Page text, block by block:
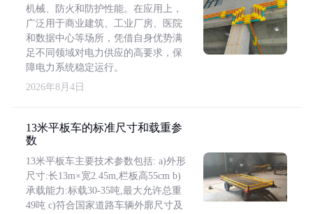
机械、防火和防护性能。在应用上，
广泛用于商业建筑、工业厂房、医院
和数据中心等场所，凭借自身优势满
足不同领域对电力供应的高要求，保
障电力系统稳定运行。
2026年8月4日
13米平板车的标准尺寸和载重参
数
13米平板车主要技术参数包括: a)外形
尺寸:长13m×宽2.45m,栏板高55cm b)
承载能力:标载30-35吨,最大允许总重
49吨 c)符合国家道路车辆外廓尺寸及